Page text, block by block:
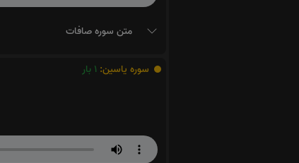
متن سوره صافات
سوره یاسین: 1 بار